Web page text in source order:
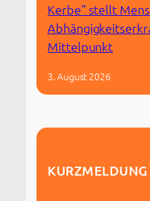
Kerbe“ stellt
Mittelpunkt
3. August 2026
KURZMELDUNG